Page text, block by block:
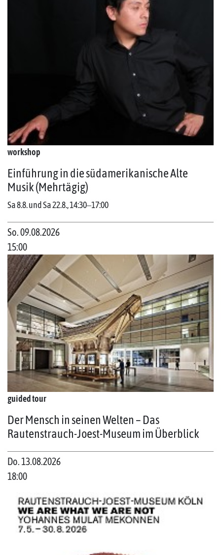
workshop
Einführung in die südamerikanische Alte
Musik (Mehrtägig)
Sa 8.8. und Sa 22.8., 14:30‒17:00
So. 09.08.2026
15:00
guided tour
Der Mensch in seinen Welten – Das
Rautenstrauch-Joest-Museum im Überblick
Do. 13.08.2026
18:00